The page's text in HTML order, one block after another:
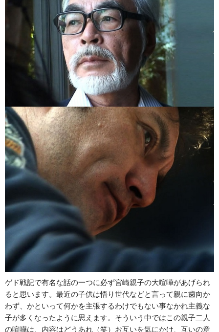
ゲド戦記で有名な話の一つに必ず宮崎親子の大喧嘩があげられ
ると思います。最近の子供は悟り世代などと言って親に歯向か
わず、かといって何かを主張するわけでもない事なかれ主義な
子が多くなったように思えます。そういう中ではこの親子二人
の喧嘩は、内容はどうあれ（笑）お互いを気にかけ、互いの意